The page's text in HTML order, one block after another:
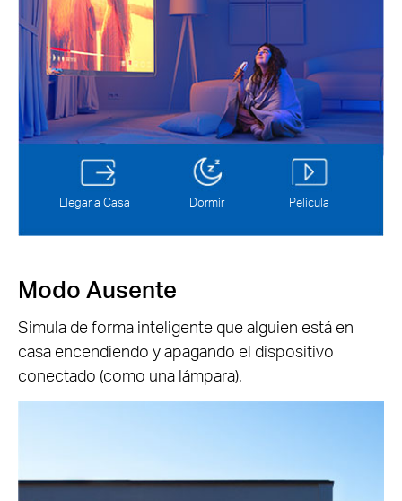
Llegar a Casa Dormir Pelicula
Modo Ausente
Simula de forma inteligente que alguien está en
casa encendiendo y apagando el dispositivo
conectado (como una lámpara).